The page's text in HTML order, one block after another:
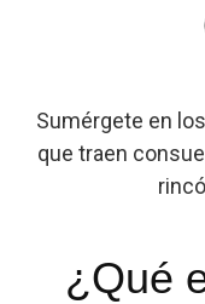
Sumérgete en
que traen
¿Qué